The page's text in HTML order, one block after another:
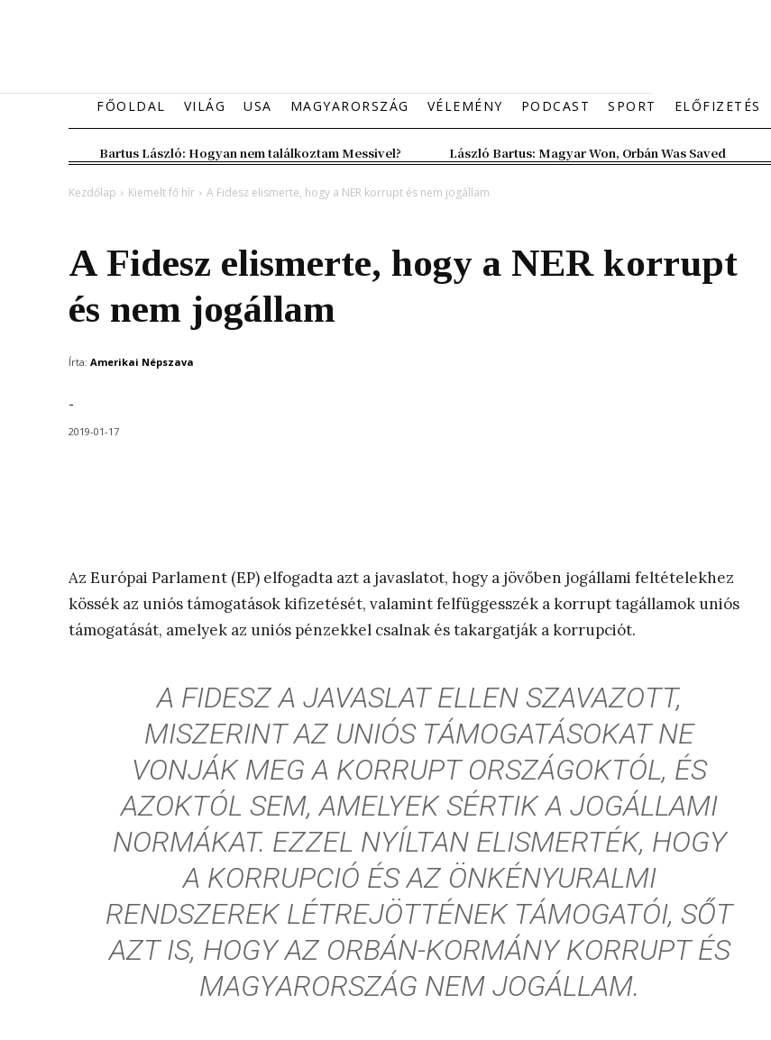
FŐOLDAL VILÁG USA MAGYARORSZÁG VÉLEMÉNY PODCAST SPORT ELŐFIZETÉS
Bartus László: Hogyan nem találkoztam Messivel? László Bartus: Magyar Won, Orbán Was Saved
Kezdőlap Kiemelt fő hír A Fidesz elismerte, hogy a NER korrupt és nem jogállam
A Fidesz elismerte, hogy a NER korrupt
és nem jogállam
Írta: Amerikai Népszava
-
2019-01-17
Az Európai Parlament (EP) elfogadta azt a javaslatot, hogy a jövőben jogállami feltételekhez
kössék az uniós támogatások kifizetését, valamint felfüggesszék a korrupt tagállamok uniós
támogatását, amelyek az uniós pénzekkel csalnak és takargatják a korrupciót.
A FIDESZ A JAVASLAT ELLEN SZAVAZOTT,
MISZERINT AZ UNIÓS TÁMOGATÁSOKAT NE
VONJÁK MEG A KORRUPT ORSZÁGOKTÓL, ÉS
AZOKTÓL SEM, AMELYEK SÉRTIK A JOGÁLLAMI
NORMÁKAT. EZZEL NYÍLTAN ELISMERTÉK, HOGY
A KORRUPCIÓ ÉS AZ ÖNKÉNYURALMI
RENDSZEREK LÉTREJÖTTÉNEK TÁMOGATÓI, SŐT
AZT IS, HOGY AZ ORBÁN-KORMÁNY KORRUPT ÉS
MAGYARORSZÁG NEM JOGÁLLAM.